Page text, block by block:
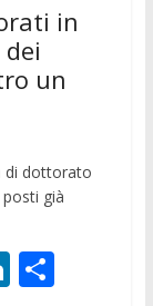
in
un
di dottorato
già
Li C